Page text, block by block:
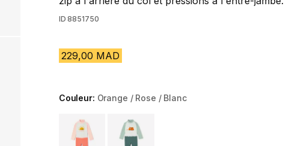
ID 8851750
229,00 MAD
Couleur: Orange / Rose / Blanc
Choose a variant